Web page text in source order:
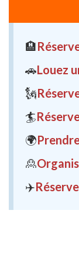
🏨
🚗Louez
🗽
🏄
🌍
🙎
✈️